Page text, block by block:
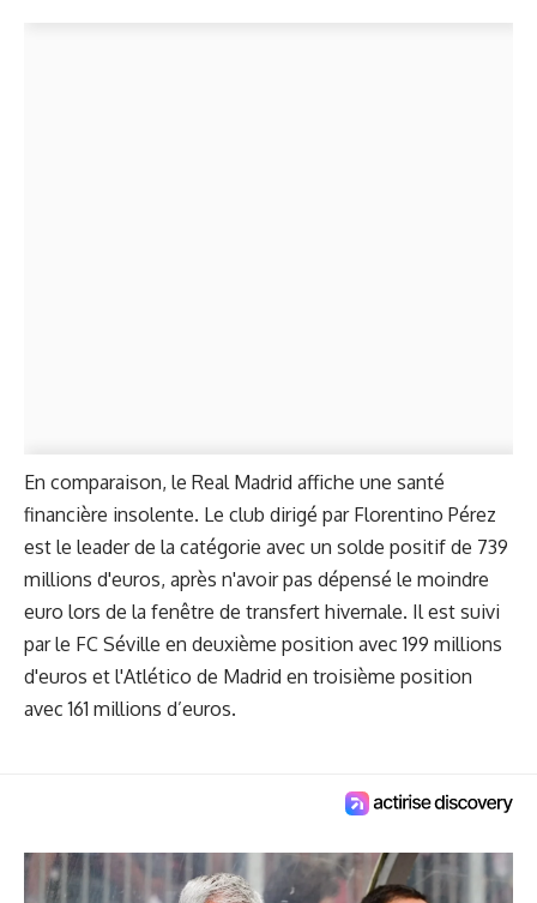
En comparaison, le Real Madrid affiche une santé
financière insolente. Le club dirigé par Florentino Pérez
est le leader de la catégorie avec un solde positif de 739
millions d'euros, après n'avoir pas dépensé le moindre
euro lors de la fenêtre de transfert hivernale. Il est suivi
par le FC Séville en deuxième position avec 199 millions
d'euros et l'Atlético de Madrid en troisième position
avec 161 millions d’euros.